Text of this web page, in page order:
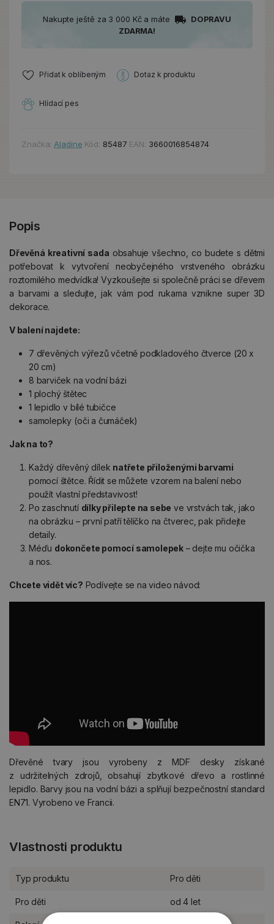
Nakupte ještě za 3 000 Kč a máte
DOPRAVU
ZDARMA!
Přidat k oblíbeným Dotaz k produktu
Hlídací pes
Značka: Aladine Kód: 85487 EAN: 3660016854874
Popis
Dřevěná kreativní sada obsahuje všechno, co budete s dětmi
potřebovat k vytvoření neobyčejného vrstveného obrázku
roztomilého medvídka! Vyzkoušejte si společně práci se dřevem
a barvami a sledujte, jak vám pod rukama vznikne super 3D
dekorace.
V balení najdete:
7 dřevěných výřezů včetně podkladového čtverce (20 x
20 cm)
8 barviček na vodní bázi
1 plochý štětec
1 lepidlo v bílé tubičce
samolepky (oči a čumáček)
Jak na to?
Každý dřevěný dílek natřete přiloženými barvami
pomocí štětce. Řídit se můžete vzorem na balení nebo
použít vlastní představivost!
Po zaschnutí dílky přilepte na sebe ve vrstvách tak, jako
na obrázku – první patří tělíčko na čtverec, pak přidejte
detaily.
Méďu dokončete pomocí samolepek – dejte mu očička
a nos.
Chcete vidět víc? Podívejte se na video návod:
Dřevěné tvary jsou vyrobeny z MDF desky získané
z udržitelných zdrojů, obsahují zbytkové dřevo a rostlinné
lepidlo. Barvy jsou na vodní bázi a splňují bezpečnostní standard
EN71. Vyrobeno ve Francii.
Vlastnosti produktu
Typ produktu Pro děti
Pro děti od 4 let